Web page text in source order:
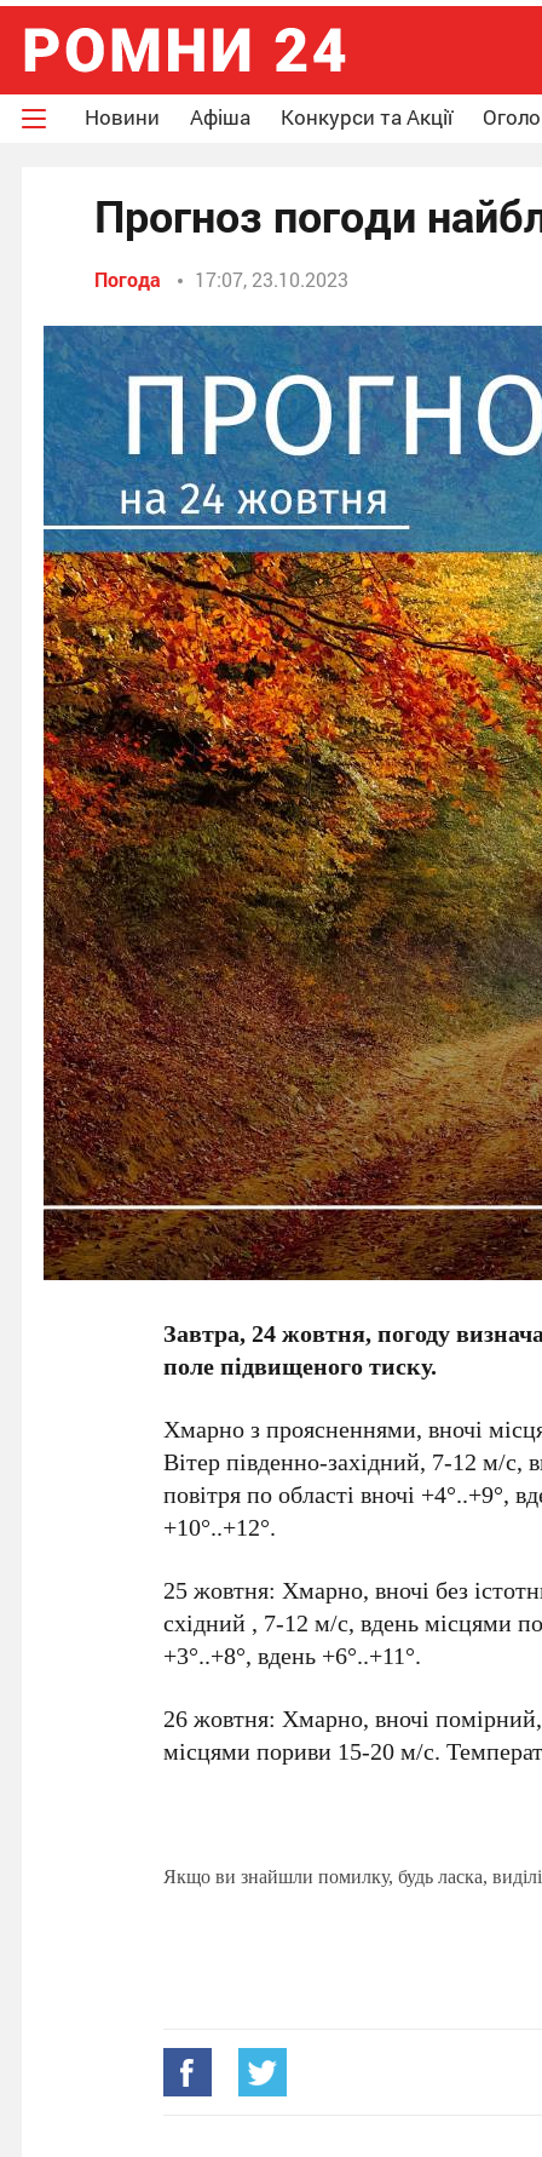
Новини Афіша Конкурси та Акції
Прогноз погоди
Погода 17:07, 23.10.2023
Завтра, 24 жовтня, погоду
поле підвищеного тиску.
Хмарно з проясненнями, вночі
Вітер південно-західний, 7-12 м/с,
повітря по області вночі +4°..+9°,
+10°..+12°.
25 жовтня: Хмарно, вночі без
східний , 7-12 м/с, вдень місцями
+3°..+8°, вдень +6°..+11°.
26 жовтня: Хмарно, вночі
місцями пориви 15-20 м/с.
Якщо ви знайшли помилку, будь ласка,